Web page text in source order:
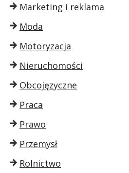
Marketing i reklama
Moda
Motoryzacja
Nieruchomości
Obcojęzyczne
Praca
Prawo
Przemysł
Rolnictwo